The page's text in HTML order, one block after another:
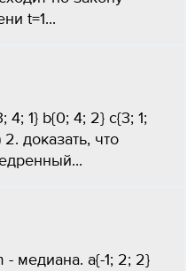
t=1...
4; 1} b{0; 4; 2} c{3; 1;
доказать, что
- медиана. a{-1; 2; 2}